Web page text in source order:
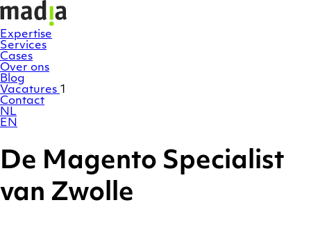
Ga
naar
de
inhoud
Homepage
Expertise
Services
Cases
Over ons
Blog
Vacatures 1
Contact
NL
EN
De Magento Specialist
van Zwolle